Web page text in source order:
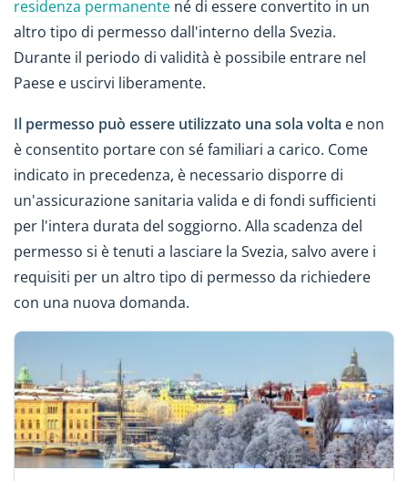
residenza permanente né di essere convertito in un
altro tipo di permesso dall'interno della Svezia.
Durante il periodo di validità è possibile entrare nel
Paese e uscirvi liberamente.
Il permesso può essere utilizzato una sola volta e non
è consentito portare con sé familiari a carico. Come
indicato in precedenza, è necessario disporre di
un'assicurazione sanitaria valida e di fondi sufficienti
per l'intera durata del soggiorno. Alla scadenza del
permesso si è tenuti a lasciare la Svezia, salvo avere i
requisiti per un altro tipo di permesso da richiedere
con una nuova domanda.